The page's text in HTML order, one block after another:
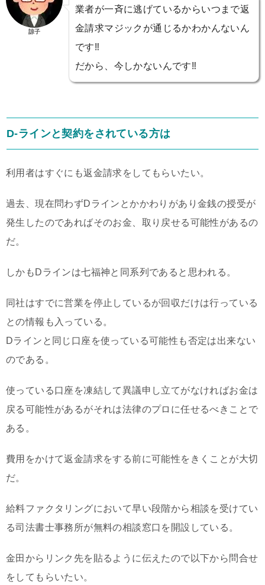
諒子
業者が一斉に逃げているからいつまで返
金請求マジックが通じるかわかんないん
です‼️
だから、今しかないんです‼️
D-ラインと契約をされている方は
利用者はすぐにも返金請求をしてもらいたい。
過去、現在問わずDラインとかかわりがあり金銭の授受が
発生したのであればそのお金、取り戻せる可能性があるの
だ。
しかもDラインは七福神と同系列であると思われる。
同社はすでに営業を停止しているが回収だけは行っている
との情報も入っている。
Dラインと同じ口座を使っている可能性も否定は出来ない
のである。
使っている口座を凍結して異議申し立てがなければお金は
戻る可能性があるがそれは法律のプロに任せるべきことで
ある。
費用をかけて返金請求をする前に可能性をきくことが大切
だ。
給料ファクタリングにおいて早い段階から相談を受けてい
る司法書士事務所が無料の相談窓口を開設している。
金田からリンク先を貼るように伝えたので以下から問合せ
をしてもらいたい。